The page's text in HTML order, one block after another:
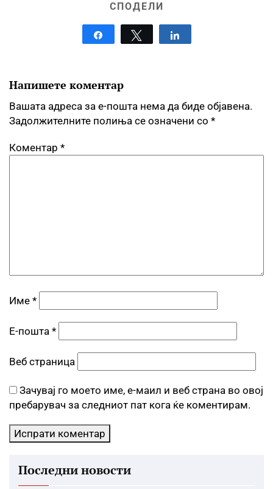
СПОДЕЛИ
Tweet
Напишете коментар
Вашата адреса за е-пошта нема да биде објавена.
Задолжителните полиња се означени со *
Коментар *
Име *
Е-пошта *
Веб страница
Зачувај го моето име, е-маил и веб страна во овој
пребарувач за следниот пат кога ќе коментирам.
Последни новости